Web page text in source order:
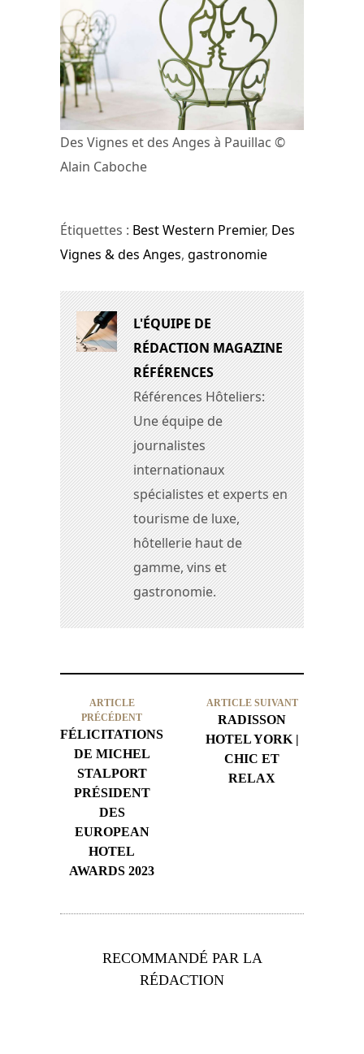
Des Vignes et des Anges à Pauillac ©
Alain Caboche
Étiquettes : Best Western Premier, Des
Vignes & des Anges, gastronomie
L'ÉQUIPE DE
RÉDACTION MAGAZINE
RÉFÉRENCES
Références Hôteliers:
Une équipe de
journalistes
internationaux
spécialistes et experts en
tourisme de luxe,
hôtellerie haut de
gamme, vins et
gastronomie.
ARTICLE
PRÉCÉDENT
FÉLICITATIONS
DE MICHEL
STALPORT
PRÉSIDENT
DES
EUROPEAN
HOTEL
AWARDS 2023
ARTICLE SUIVANT
RADISSON
HOTEL YORK |
CHIC ET
RELAX
RECOMMANDÉ PAR LA
RÉDACTION